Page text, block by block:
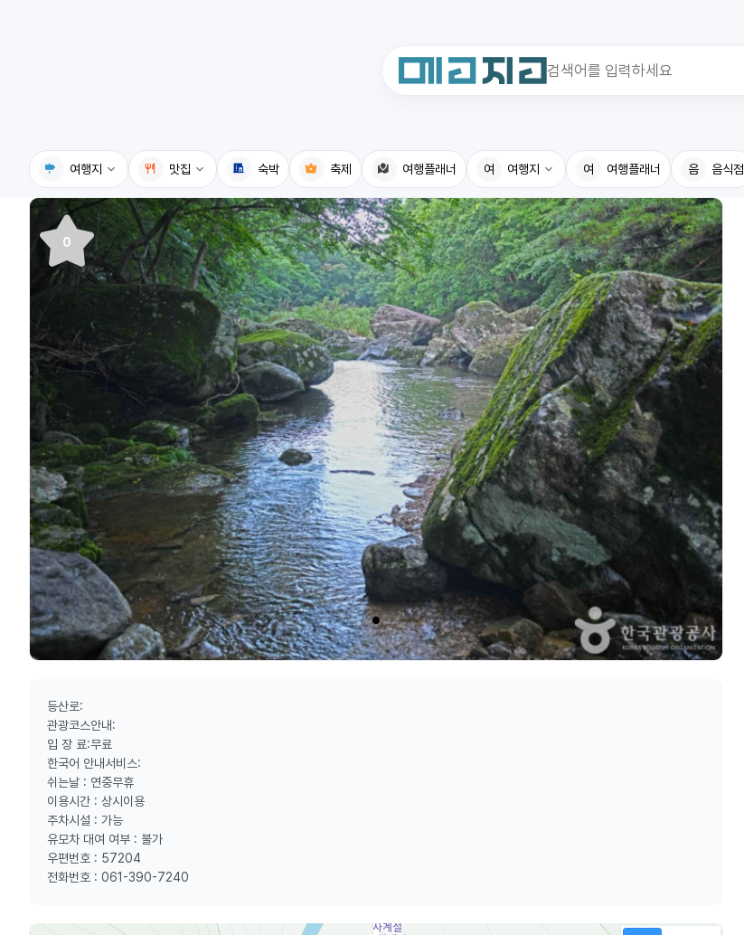
여행지
국내여행지
휴게소
전기충전소
식물도감
맛집
국내맛집
고수의레시피
음식용어사전
숙박 축제 여행플래너 여 여행지
국내여행지
휴게소
전기충전소
식물도감
여 여행플래너 음 음식점
최근 검색어가 없습니다.
0
등산로:
관광코스안내:
입 장 료:무료
한국어 안내서비스:
쉬는날 : 연중무휴
이용시간 : 상시이용
주차시설 : 가능
유모차 대여 여부 : 불가
우편번호 : 57204
전화번호 : 061-390-7240